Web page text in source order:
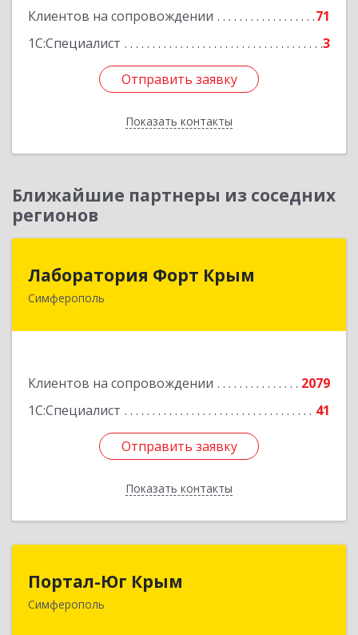
Клиентов на сопровождении
71
1С:Специалист
3
Отправить заявку
Показать контакты
Отправить заявку
Назад
Ближайшие партнеры из соседних
регионов
Лаборатория Форт Крым
Симферополь
Клиентов на сопровождении
2079
1С:Специалист
41
Отправить заявку
Показать контакты
295034, Крым Респ, Симферополь г, Киевская
Отправить заявку
Назад
Портал-Юг Крым
Симферополь
295015, Крым Респ, Симферополь г, Козлова ул,